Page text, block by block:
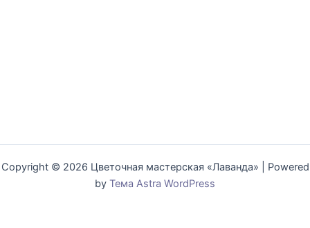
Copyright © 2026 Цветочная мастерская «Лаванда» | Powered
by Тема Astra WordPress